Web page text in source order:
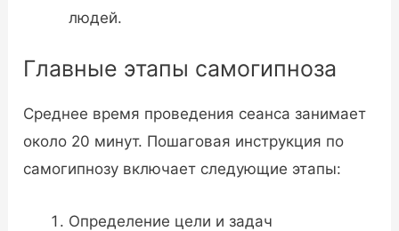
людей.
Главные этапы самогипноза
Среднее время проведения сеанса занимает
около 20 минут. Пошаговая инструкция по
самогипнозу включает следующие этапы:
Определение цели и задач